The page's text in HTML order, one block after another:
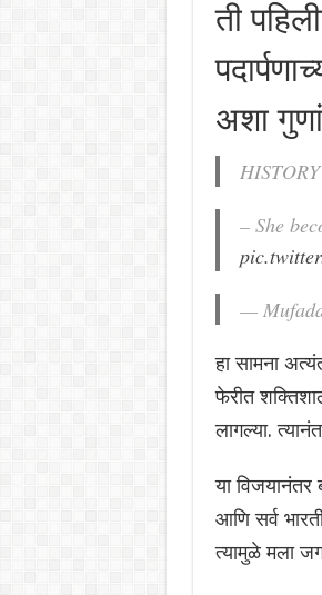
ती
अशा
– She
—
हा सामना
फेरीत
लागल्या.
या विजयानंतर
आणि सर्व
त्यामुळे मला